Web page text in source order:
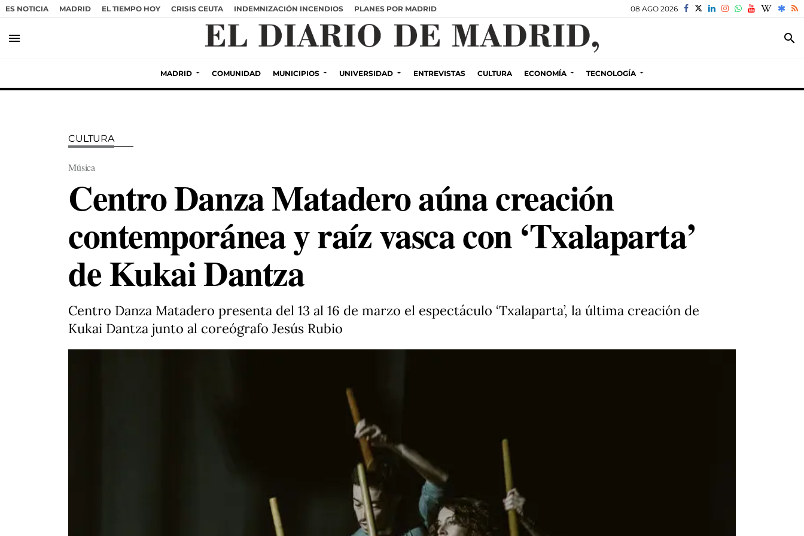
ES NOTICIA MADRID EL TIEMPO HOY CRISIS CEUTA INDEMNIZACIÓN INCENDIOS PLANES POR MADRID 08 AGO 2026
menu search
MADRID COMUNIDAD MUNICIPIOS UNIVERSIDAD ENTREVISTAS CULTURA ECONOMÍA TECNOLOGÍA
CULTURA
Música
Centro Danza Matadero aúna creación
contemporánea y raíz vasca con ‘Txalaparta’
de Kukai Dantza
Centro Danza Matadero presenta del 13 al 16 de marzo el espectáculo ‘Txalaparta’, la última creación de
Kukai Dantza junto al coreógrafo Jesús Rubio